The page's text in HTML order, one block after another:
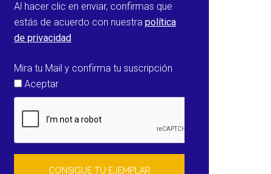
Al hacer clic en enviar, confirmas que
estás de acuerdo con nuestra política
de privacidad
Mira tu Mail y confirma tu suscripción
Aceptar